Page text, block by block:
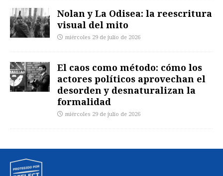
Nolan y La Odisea: la reescritura
visual del mito
miércoles 29 de julio de 2026
El caos como método: cómo los
actores políticos aprovechan el
desorden y desnaturalizan la
formalidad
miércoles 29 de julio de 2026